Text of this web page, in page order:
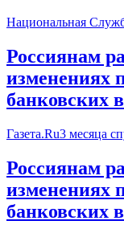
Национальная
Россиянам
изменениях
банковских
Газета.Ru3 месяца
Россиянам
изменениях
банковских